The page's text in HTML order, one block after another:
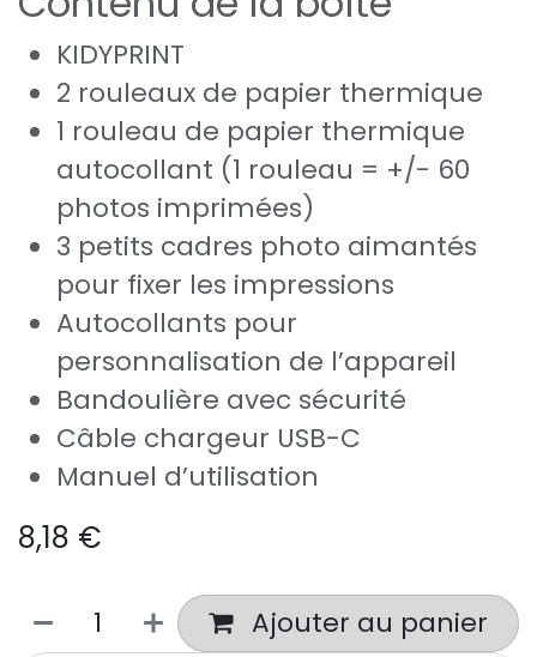
KIDYPRINT
2 rouleaux de papier thermique
1 rouleau de papier thermique
autocollant (1 rouleau = +/- 60
photos imprimées)
3 petits cadres photo aimantés
pour fixer les impressions
Autocollants pour
personnalisation de l’appareil
Bandoulière avec sécurité
Câble chargeur USB-C
Manuel d’utilisation
8,18 €
Ajouter au panier